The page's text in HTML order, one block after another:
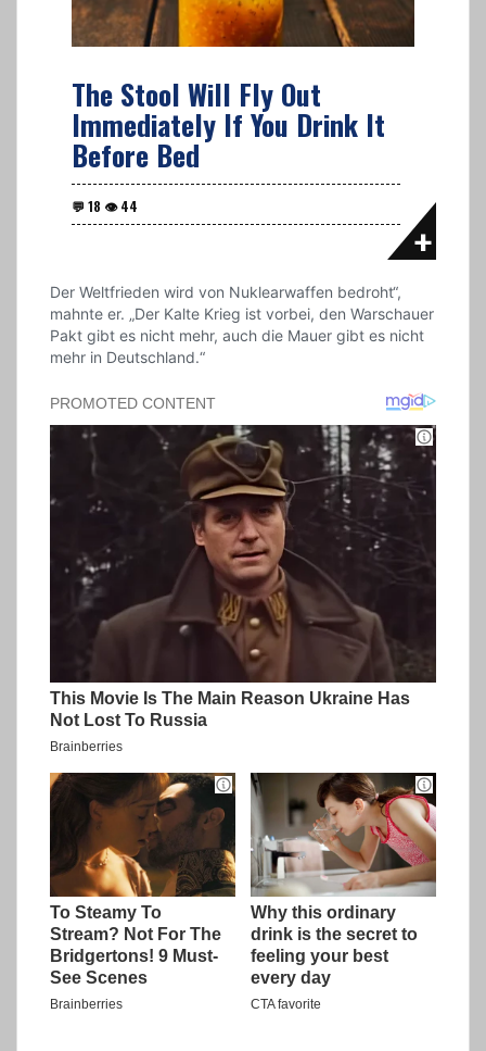
The Stool Will Fly Out
Immediately If You Drink It
Before Bed
Der Weltfrieden wird von Nuklearwaffen bedroht“,
mahnte er. „Der Kalte Krieg ist vorbei, den Warschauer
Pakt gibt es nicht mehr, auch die Mauer gibt es nicht
mehr in Deutschland.“